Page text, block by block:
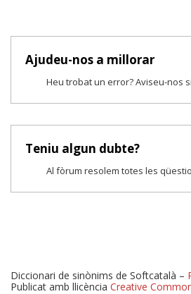
Ajudeu-nos a millorar
Heu trobat un error? Aviseu-nos
Teniu algun dubte?
Al fòrum resolem totes les
Diccionari de sinònims de Softcatalà –
Publicat amb llicència Creative